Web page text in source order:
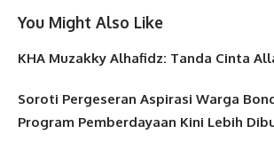
You Might Also Like
KHA Muzakky Alhafidz: Tanda Cinta
Soroti Pergeseran Aspirasi Warga
Program Pemberdayaan Kini Lebih